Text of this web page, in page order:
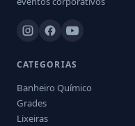
CATEGORIAS
Banheiro Químico
Grades
Lixeiras